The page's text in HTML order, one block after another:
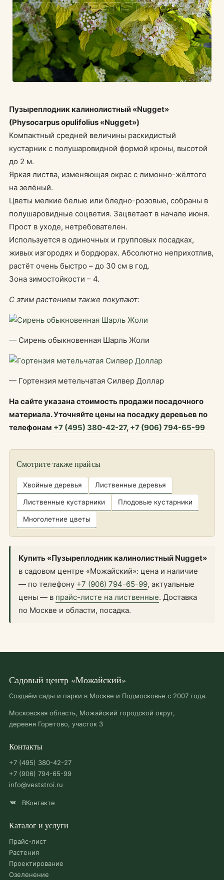
Пузыреплодник калинолистный «Nugget»
(Physocarpus opulifolius «Nugget»)
Компактный средней величины раскидистый
кустарник с полушаровидной формой кроны, высотой
до 2 м.
Яркая листва, изменяющая окрас с лимонно-жёлтого
на зелёный.
Цветы мелкие белые или бледно-розовые, собраны в
полушаровидные соцветия. Зацветает в начале июня.
Прост в уходе, нетребователен.
Используется в одиночных и групповых посадках,
живых изгородях и бордюрах. Абсолютно неприхотлив,
растёт очень быстро – до 30 см в год.
Зона зимостойкости – 4.
С этим растением также покупают:
— Сирень обыкновенная Шарль Жоли
— Гортензия метельчатая Силвер Доллар
На сайте указана стоимость продажи посадочного
материала. Уточняйте цены на посадку деревьев по
телефонам +7 (495) 380-42-27, +7 (906) 794-65-99
Смотрите также прайсы
Хвойные деревья Лиственные деревья
Лиственные кустарники Плодовые кустарники
Многолетние цветы
Купить «Пузыреплодник калинолистный Nugget»
в садовом центре «Можайский»: цена и наличие
— по телефону +7 (906) 794-65-99, актуальные
цены — в прайс-листе на лиственные. Доставка
по Москве и области, посадка.
Садовый центр «Можайский»
Создаём сады и парки в Москве и Подмосковье с 2007 года.
Московская область, Можайский городской округ,
деревня Горетово, участок 3
Контакты
+7 (495) 380-42-27
+7 (906) 794-65-99
info@veststroi.ru
ВКонтакте
Каталог и услуги
Прайс-лист
Растения
Проектирование
Озеленение